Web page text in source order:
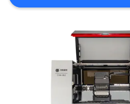
KEBIJAKAN